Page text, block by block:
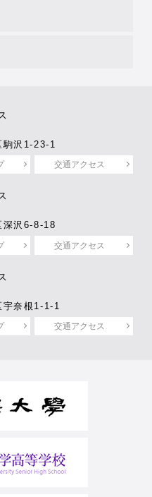
駒沢1-23-1
交通アクセス
深沢6-8-18
交通アクセス
宇奈根1-1-1
交通アクセス